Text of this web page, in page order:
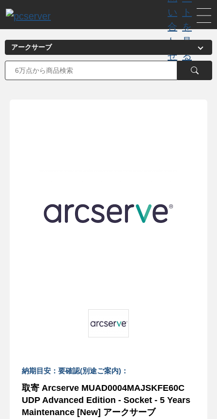
納期目安：要確認(別途ご案内)：
取寄 Arcserve MUAD0004MAJSKFE60C
UDP Advanced Edition - Socket - 5 Years
Maintenance [New] アークサーブ